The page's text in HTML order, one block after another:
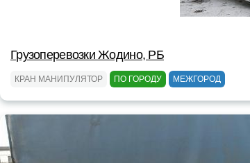
Грузоперевозки Жодино, РБ
КРАН МАНИПУЛЯТОР ПО ГОРОДУ МЕЖГОРОД